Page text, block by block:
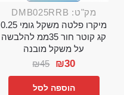
מק"ט: DMB025RRB
מיקרו פלטה משקל גומי 0.25
קג קוטר חור 35ממ להלבשה
על משקל מובנה
₪45 ₪30
הוספה לסל